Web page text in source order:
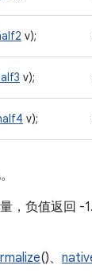
v);
v);
v);
，负值返回 -
()、